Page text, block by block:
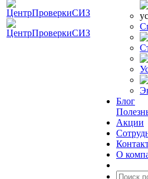
Блог
Акции
О